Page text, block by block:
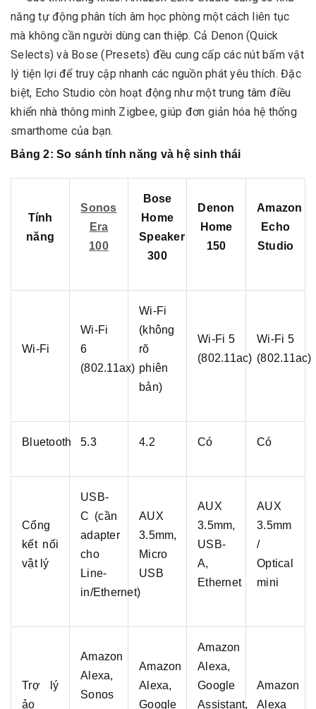
năng tự động phân tích âm học phòng một cách liên tục
mà không cần người dùng can thiệp. Cả Denon (Quick
Selects) và Bose (Presets) đều cung cấp các nút bấm vật
lý tiện lợi để truy cập nhanh các nguồn phát yêu thích. Đặc
biệt, Echo Studio còn hoạt động như một trung tâm điều
khiển nhà thông minh Zigbee, giúp đơn giản hóa hệ thống
smarthome của bạn.
Bảng 2: So sánh tính năng và hệ sinh thái
Tính
năng
Sonos
Era
100
Bose
Home
Speaker
300
Denon
Home
150
Amazon
Echo
Studio
Wi-Fi
Wi-Fi
6
(802.11ax)
Wi-Fi
(không
rõ
phiên
bản)
Wi-Fi 5
(802.11ac)
Wi-Fi 5
(802.11ac)
Bluetooth 5.3 4.2 Có Có
Cổng
kết nối
vật lý
USB-
C (cần
adapter
cho
Line-
in/Ethernet)
AUX
3.5mm,
Micro
USB
AUX
3.5mm,
USB-
A,
Ethernet
AUX
3.5mm
/
Optical
mini
Trợ lý
ảo
Amazon
Alexa,
Sonos
Amazon
Alexa,
Google
Amazon
Alexa,
Google
Assistant,
Amazon
Alexa